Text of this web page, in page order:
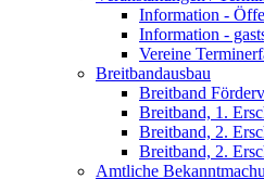
Information -
Information -
Vereine
Breitbandausbau
Breitband
Breitband, 1.
Breitband, 2.
Breitband, 2.
Amtliche